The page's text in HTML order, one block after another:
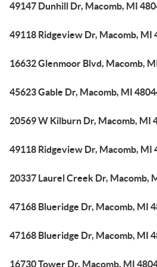
49147 Dunhill Dr, Macomb, MI
49118 Ridgeview Dr, Macomb, MI
16632 Glenmoor Blvd, Macomb,
45623 Gable Dr, Macomb, MI
20569 W Kilburn Dr, Macomb, MI
49118 Ridgeview Dr, Macomb, MI
20337 Laurel Creek Dr, Macomb,
47168 Blueridge Dr, Macomb, MI
47168 Blueridge Dr, Macomb, MI
16730 Tower Dr, Macomb, MI